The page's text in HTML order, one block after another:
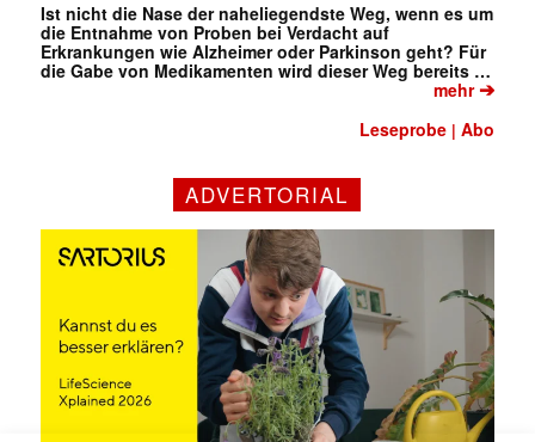
Mit dem |transkript-Newsletter
jede Woche aktuell informiert.
E-
(erforderlich)
Ist nicht die Nase der naheliegendste Weg, wenn es um
die Entnahme von Proben bei Verdacht auf
Erkrankungen wie Alzheimer oder Parkinson geht? Für
die Gabe von Medikamenten wird dieser Weg bereits …
mehr➔
Leseprobe |Abo
ADVERTORIAL